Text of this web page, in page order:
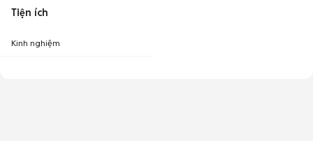
Tiện ích
Kinh nghiệm